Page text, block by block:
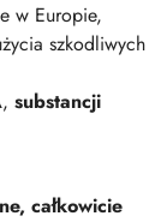
w Europie,
szkodliwych
, substancji
całkowicie